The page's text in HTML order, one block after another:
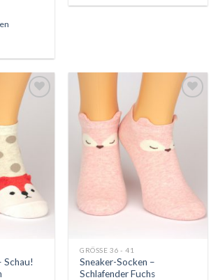
Wunschliste
Schau!
Wunschliste
GRÖSSE 36 - 41
Sneaker-Socken –
Schlafender Fuchs